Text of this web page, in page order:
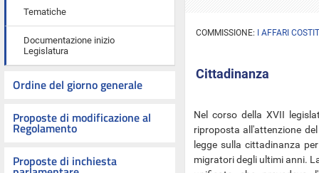
Tematiche
Documentazione inizio
Legislatura
Ordine del giorno generale
Proposte di modificazione al
Regolamento
Proposte di inchiesta
COMMISSIONE: I AFFARI
Cittadinanza
Nel corso della XVII
riproposta all'attenzione
legge sulla cittadinanza
migratori degli ultimi anni.